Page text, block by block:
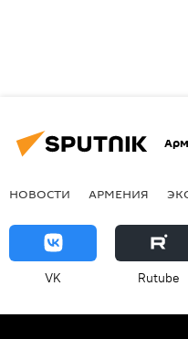
НОВОСТИ АРМЕНИЯ
VK Rutube